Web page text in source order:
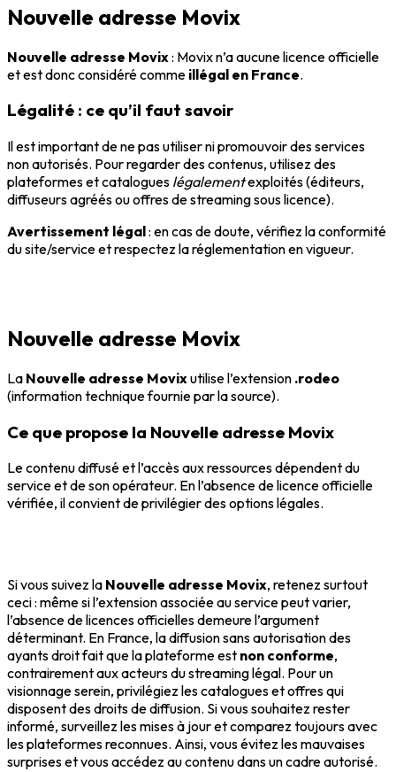
Nouvelle adresse Movix
Nouvelle adresse Movix: Movix n’a aucune licence officielle
et est donc considéré comme illégal en France.
Légalité : ce qu’il faut savoir
Il est important de ne pas utiliser ni promouvoir des services
non autorisés. Pour regarder des contenus, utilisez des
plateformes et catalogues légalementexploités (éditeurs,
diffuseurs agréés ou offres de streaming sous licence).
Avertissement légal: en cas de doute, vérifiez la conformité
du site/service et respectez la réglementation en vigueur.
Nouvelle adresse Movix
La Nouvelle adresse Movixutilise l’extension .rodeo
(information technique fournie par la source).
Ce que propose la Nouvelle adresse Movix
Le contenu diffusé et l’accès aux ressources dépendent du
service et de son opérateur. En l’absence de licence officielle
vérifiée, il convient de privilégier des options légales.
Si vous suivez la Nouvelle adresse Movix, retenez surtout
ceci : même si l’extension associée au service peut varier,
l’absence de licences officielles demeure l’argument
déterminant. En France, la diffusion sans autorisation des
ayants droit fait que la plateforme est non conforme,
contrairement aux acteurs du streaming légal. Pour un
visionnage serein, privilégiez les catalogues et offres qui
disposent des droits de diffusion. Si vous souhaitez rester
informé, surveillez les mises à jour et comparez toujours avec
les plateformes reconnues. Ainsi, vous évitez les mauvaises
surprises et vous accédez au contenu dans un cadre autorisé.